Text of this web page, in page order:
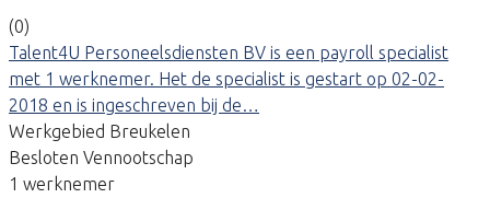
(0)
Talent4U Personeelsdiensten BV is een payroll specialist
met 1 werknemer. Het de specialist is gestart op 02-02-
2018 en is ingeschreven bij de…
Werkgebied Breukelen
Besloten Vennootschap
1 werknemer